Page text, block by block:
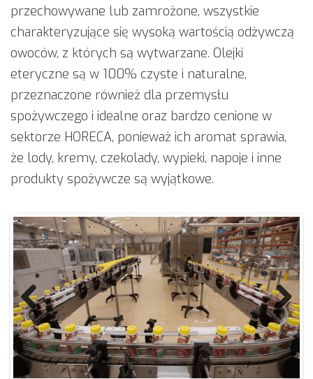
przechowywane lub zamrożone, wszystkie
charakteryzujące się wysoką wartością odżywczą
owoców, z których są wytwarzane. Olejki
eteryczne są w 100% czyste i naturalne,
przeznaczone również dla przemysłu
spożywczego i idealne oraz bardzo cenione w
sektorze HORECA, ponieważ ich aromat sprawia,
że lody, kremy, czekolady, wypieki, napoje i inne
produkty spożywcze są wyjątkowe.
Prev
ious
Next